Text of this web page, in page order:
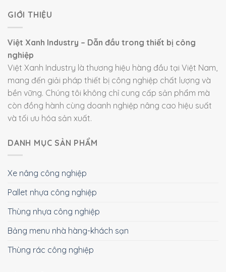
GIỚI THIỆU
Việt Xanh Industry – Dẫn đầu trong thiết bị công
nghiệp
Việt Xanh Industry là thương hiệu hàng đầu tại Việt Nam,
mang đến giải pháp thiết bị công nghiệp chất lượng và
bền vững. Chúng tôi không chỉ cung cấp sản phẩm mà
còn đồng hành cùng doanh nghiệp nâng cao hiệu suất
và tối ưu hóa sản xuất.
DANH MỤC SẢN PHẨM
Xe nâng công nghiệp
Pallet nhựa công nghiệp
Thùng nhựa công nghiệp
Bảng menu nhà hàng-khách sạn
Thùng rác công nghiệp